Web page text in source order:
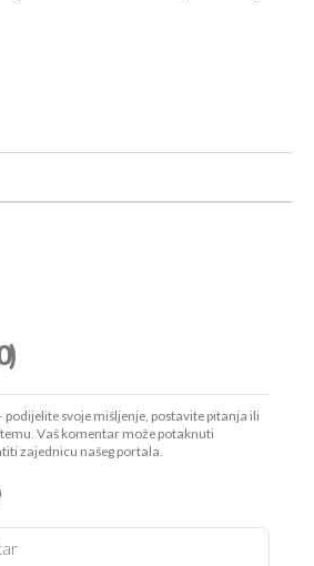
podijelite svoje mišljenje, postavite pitanja ili
Vaš komentar može potaknuti
zajednicu našeg portala.